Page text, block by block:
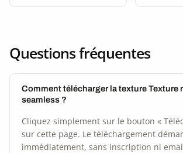
Questions fréquentes
Comment télécharger la texture Texture
seamless ?
Cliquez simplement sur le bouton «
sur cette page. Le téléchargement
immédiatement, sans inscription ni